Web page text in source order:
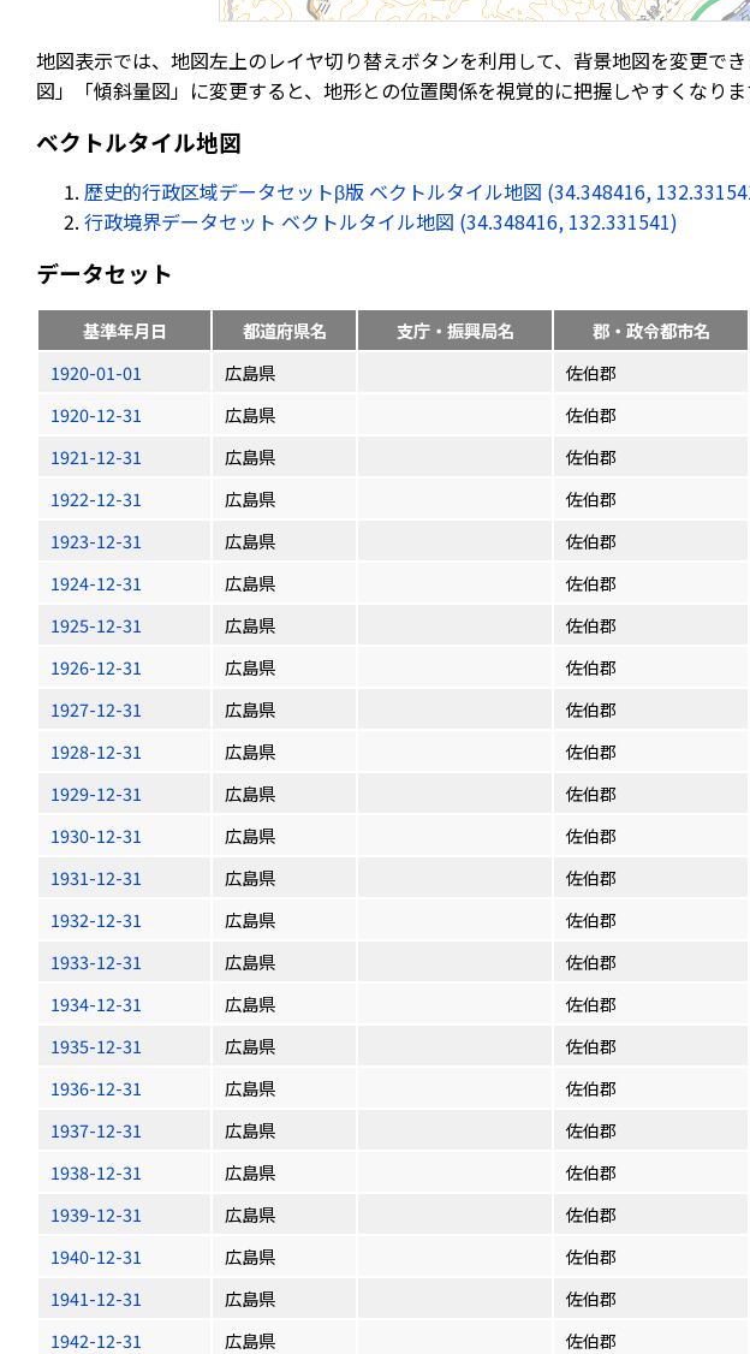
地図表示では、地図左上のレイヤ切り替えボタンを利用して、背景地図を変更で
図」「傾斜量図」に変更すると、地形との位置関係を視覚的に把握しやすくなりま
ベクトルタイル地図
歴史的行政区域データセットβ版 ベクトルタイル地図 (34.348416,
行政境界データセット ベクトルタイル地図 (34.348416, 132.331541)
データセット
基準年月日 都道府県名 支庁・振興局名 郡・政令都市名
1920-01-01
広島県 佐伯郡
1920-12-31
広島県 佐伯郡
1921-12-31
広島県 佐伯郡
1922-12-31
広島県 佐伯郡
1923-12-31
広島県 佐伯郡
1924-12-31
広島県 佐伯郡
1925-12-31
広島県 佐伯郡
1926-12-31
広島県 佐伯郡
1927-12-31
広島県 佐伯郡
1928-12-31
広島県 佐伯郡
1929-12-31
広島県 佐伯郡
1930-12-31
広島県 佐伯郡
1931-12-31
広島県 佐伯郡
1932-12-31
広島県 佐伯郡
1933-12-31
広島県 佐伯郡
1934-12-31
広島県 佐伯郡
1935-12-31
広島県 佐伯郡
1936-12-31
広島県 佐伯郡
1937-12-31
広島県 佐伯郡
1938-12-31
広島県 佐伯郡
1939-12-31
広島県 佐伯郡
1940-12-31
広島県 佐伯郡
1941-12-31
広島県 佐伯郡
1942-12-31
広島県 佐伯郡